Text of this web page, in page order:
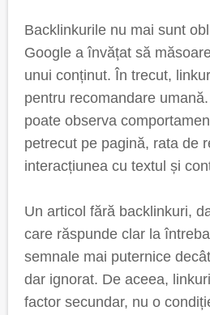
Backlinkurile nu mai sunt
Google a învățat să
unui conținut. În trecut,
pentru recomandare
poate observa
petrecut pe pagină, rata de
interacțiunea cu textul și
Un articol fără backlinkuri,
care răspunde clar la
semnale mai puternice
dar ignorat. De aceea,
factor secundar, nu o